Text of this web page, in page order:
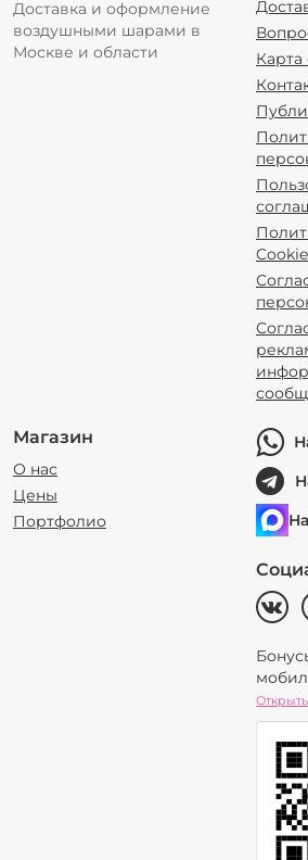
Доставка и оформление
воздушными шарами в
Москве и области
Карта
Cookie
Магазин
О нас
Цены
Портфолио